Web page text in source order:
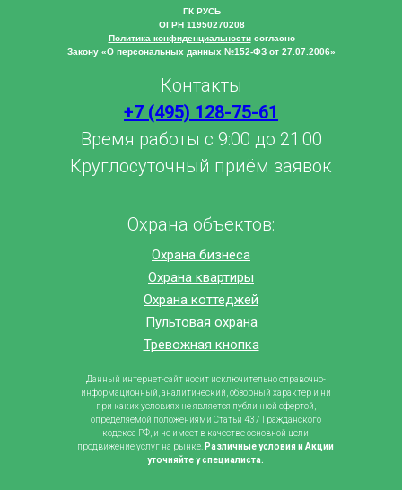
Контакты
ГК РУСЬ
ОГРН 11950270208
Политика конфиденциальностисогласно
Закону «О персональных данных №152-ФЗ от 27.07.2006»
Данный интернет-сайт носит исключительно справочно-
информационный, аналитический, обзорный характер и ни
при каких условиях не является публичной офертой,
определяемой положениями Статьи 437 Гражданского
кодекса РФ, и не имеет в качестве основной цели
продвижение услуг на рынке. Различные условия и Акции
уточняйте у специалиста.
Охрана бизнеса
Охрана объектов:
Пультовая охрана
Тревожная кнопка
Охрана квартиры
Охрана коттеджей
+7 (495) 128-75-61
Время работы с 9:00 до 21:00
Круглосуточный приём заявок